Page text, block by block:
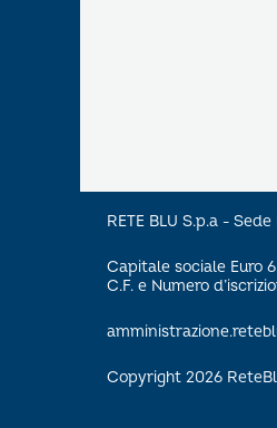
RETE BLU S.p.a -
Capitale sociale Euro
C.F. e Numero
Copyright 2026